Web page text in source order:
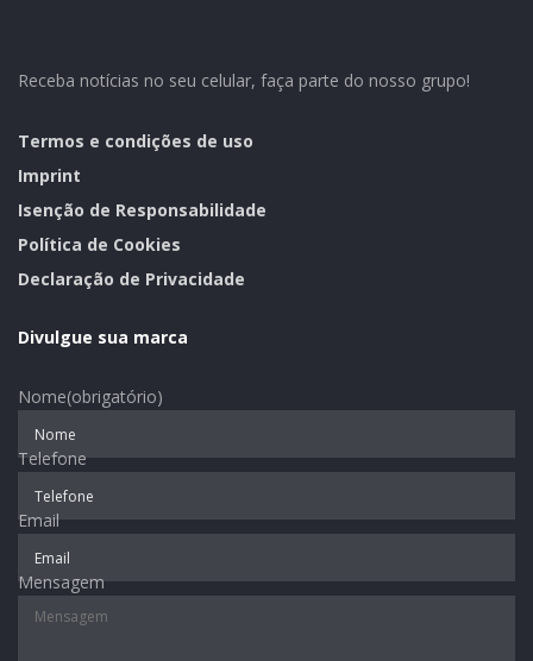
pelos municípios de Sério, Boqueirão do Leão e
inclusas as despesas de deslocamento e alimentação.
Os três melhores colocados receberão vales – compras
de R$150, R$ 100 e R$100, que deverão ser utilizados no
comércio local.
Texto: Portal Região dos Vales/Ascom Progresso
Receba notícias no seu celular, faça parte do nosso grupo!
Termos e condições de uso
Imprint
Isenção de Responsabilidade
Política de Cookies
Declaração de Privacidade
Divulgue sua marca
Nome(obrigatório)
Telefone
Email
Mensagem